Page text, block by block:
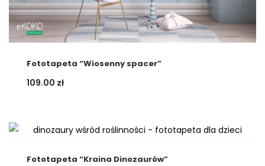
Fototapeta “Wiosenny spacer”
109.00 zł
Fototapeta “Kraina Dinozaurów”